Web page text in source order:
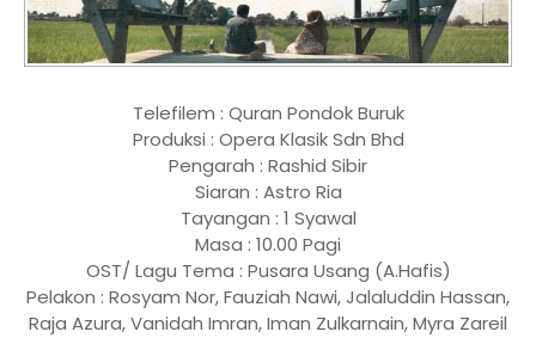
Telefilem : Quran Pondok Buruk
Produksi : Opera Klasik Sdn Bhd
Pengarah : Rashid Sibir
Siaran : Astro Ria
Tayangan : 1 Syawal
Masa : 10.00 Pagi
OST/ Lagu Tema : Pusara Usang (A.Hafis)
Pelakon : Rosyam Nor, Fauziah Nawi, Jalaluddin Hassan,
Raja Azura, Vanidah Imran, Iman Zulkarnain, Myra Zareil